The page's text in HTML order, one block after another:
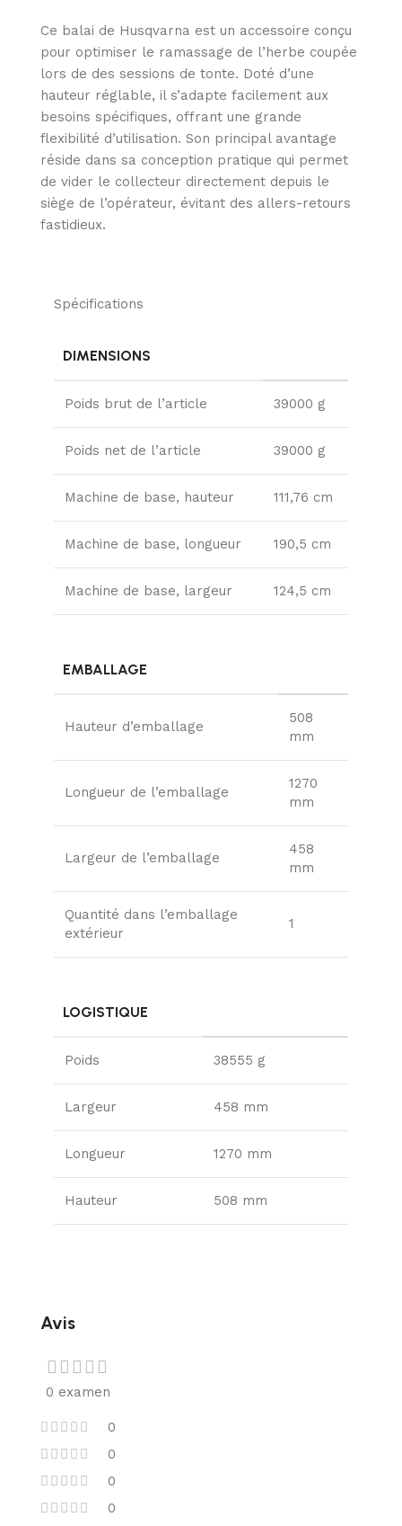
Ce balai de Husqvarna est un accessoire conçu
pour optimiser le ramassage de l’herbe coupée
lors de des sessions de tonte. Doté d’une
hauteur réglable, il s’adapte facilement aux
besoins spécifiques, offrant une grande
flexibilité d’utilisation. Son principal avantage
réside dans sa conception pratique qui permet
de vider le collecteur directement depuis le
siège de l’opérateur, évitant des allers-retours
fastidieux.
Spécifications
DIMENSIONS
Poids brut de l’article 39000 g
Poids net de l’article 39000 g
Machine de base, hauteur 111,76 cm
Machine de base, longueur 190,5 cm
Machine de base, largeur 124,5 cm
EMBALLAGE
Hauteur d’emballage
508
mm
Longueur de l’emballage
1270
mm
Largeur de l’emballage
458
mm
Quantité dans l’emballage
extérieur
1
LOGISTIQUE
Poids 38555 g
Largeur 458 mm
Longueur 1270 mm
Hauteur 508 mm
Avis
0 examen
0
0
0
0